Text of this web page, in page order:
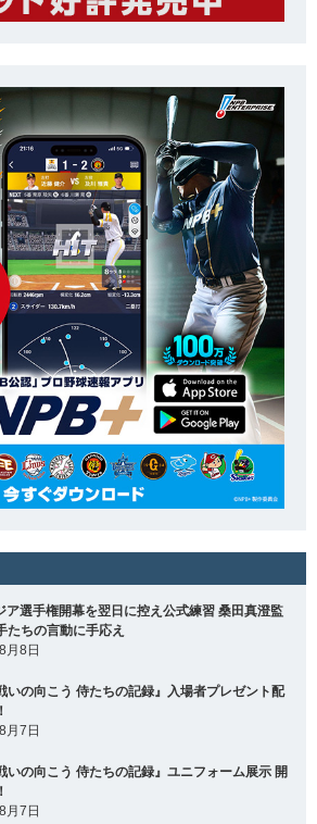
ア選手権開幕を翌日に控え公式練習 桑田真澄監
たちの言動に手応え
月8日
いの向こう 侍たちの記録』入場者プレゼント配
月7日
いの向こう 侍たちの記録』ユニフォーム展示 開
月7日